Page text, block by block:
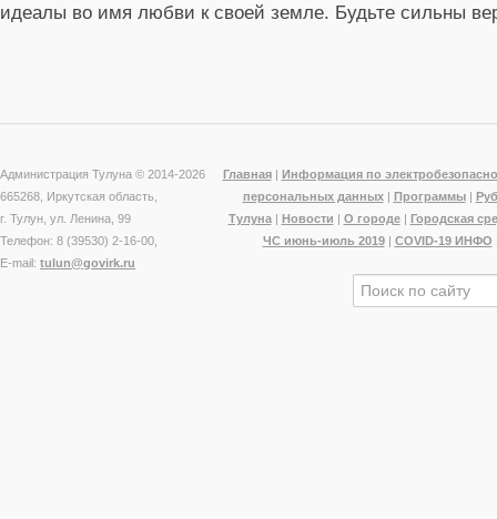
идеалы во имя любви к своей земле. Будьте сильны
Администрация Тулуна © 2014-2026
665268, Иркутская область,
г. Тулун, ул. Ленина, 99
Телефон: 8 (39530) 2-16-00,
E-mail: tulun@govirk.ru
Главная| Информация по
персональных данных| Программы|
Тулуна| Новости | О городе| Городская
ЧС июнь-июль 2019| COVID-19 ИНФО